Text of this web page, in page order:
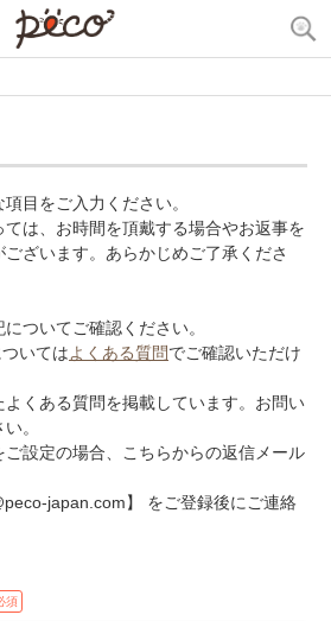
目をご入力ください。
は、お時間を頂戴する場合やお返事を
ざいます。あらかじめご了承くださ
ついてご確認ください。
いてはよくある質問でご確認いただけ
くある質問を掲載しています。お問い
。
設定の場合、こちらからの返信メール
japan.com】 をご登録後にご連絡